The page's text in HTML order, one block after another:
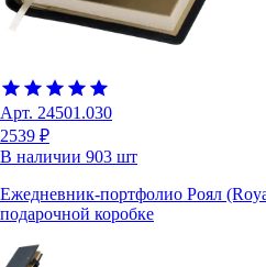
Арт. 24501.030
2539 ₽
В наличии 903 шт
Ежедневник-портфолио Роял
подарочной коробке